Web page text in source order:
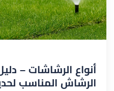
أنواع الرشاشات –
الرشاش المناسب